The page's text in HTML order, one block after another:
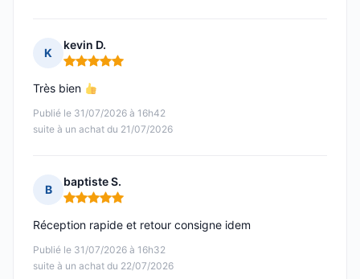
K
kevin D.
Note : 5 sur 5
Publié le 31/07/2026 à 16h42
suite à un achat du 21/07/2026
Très bien
B
baptiste S.
Note : 5 sur 5
Publié le 31/07/2026 à 16h32
suite à un achat du 22/07/2026
Réception rapide et retour consigne idem